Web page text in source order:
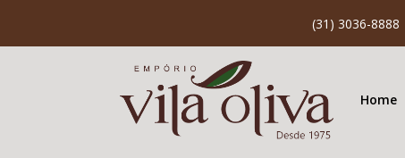
(31) 3036-8888
Home